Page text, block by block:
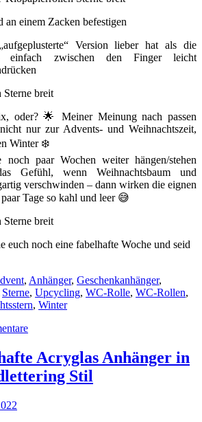
an einem Zacken befestigen
Version lieber hat als die
einfach zwischen den Finger leicht
oder? 🌟 Meiner Meinung nach passen
nur zur Advents- und Weihnachtszeit,
Winter ❄️
paar Wochen weiter hängen/stehen
Gefühl, wenn Weihnachtsbaum und
verschwinden – dann wirken die eignen
Tage so kahl und leer 😅
euch noch eine fabelhafte Woche und seid
, Anhänger, Geschenkanhänger,
Sterne, Upcycling, WC-Rolle, WC-Rollen,
, Winter
Acryglas Anhänger in
Stil